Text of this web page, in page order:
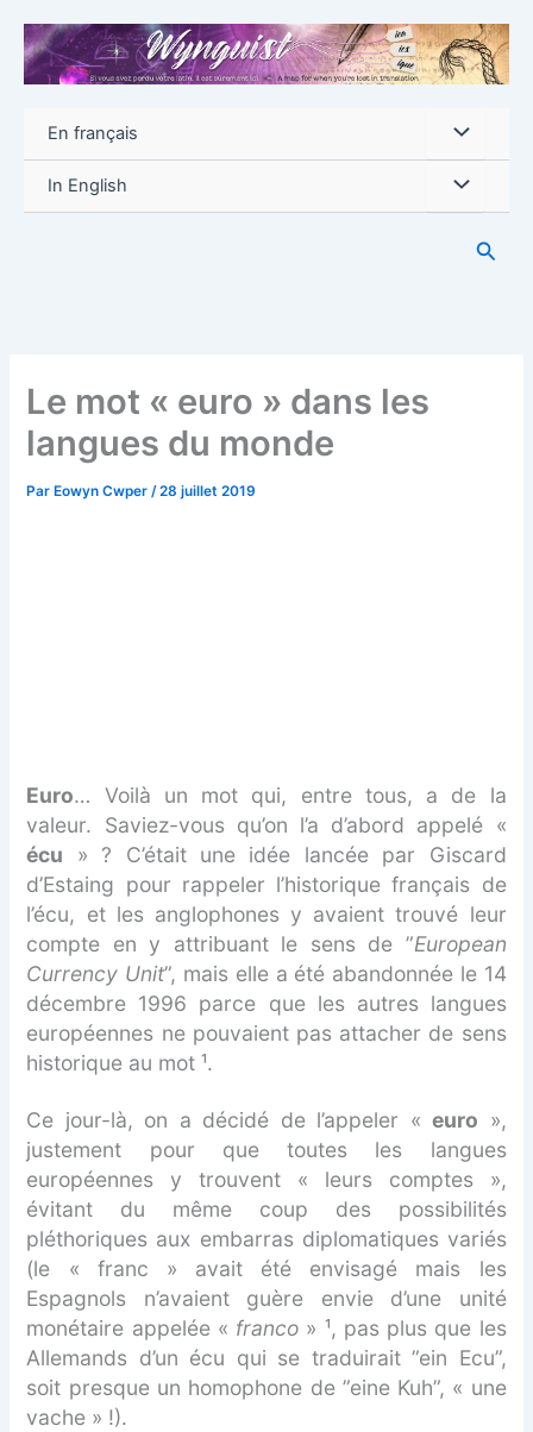
contenu
En français
In English
Le mot « euro » dans les
langues du monde
ParEowyn Cwper /28 juillet 2019
Euro… Voilà un mot qui, entre tous, a de la
valeur. Saviez-vous qu’on l’a d’abord appelé «
écu » ? C’était une idée lancée par Giscard
d’Estaing pour rappeler l’historique français de
l’écu, et les anglophones y avaient trouvé leur
compte en y attribuant le sens de ”European
Currency Unit”, mais elle a été abandonnée le 14
décembre 1996 parce que les autres langues
européennes ne pouvaient pas attacher de sens
historique au mot ¹.
Ce jour-là, on a décidé de l’appeler «euro »,
justement pour que toutes les langues
européennes y trouvent « leurs comptes »,
évitant du même coup des possibilités
pléthoriques aux embarras diplomatiques variés
(le « franc » avait été envisagé mais les
Espagnols n’avaient guère envie d’une unité
monétaire appelée « franco » ¹, pas plus que les
Allemands d’un écu qui se traduirait ”ein Ecu”,
soit presque un homophone de ”eine Kuh”, « une
vache » !).